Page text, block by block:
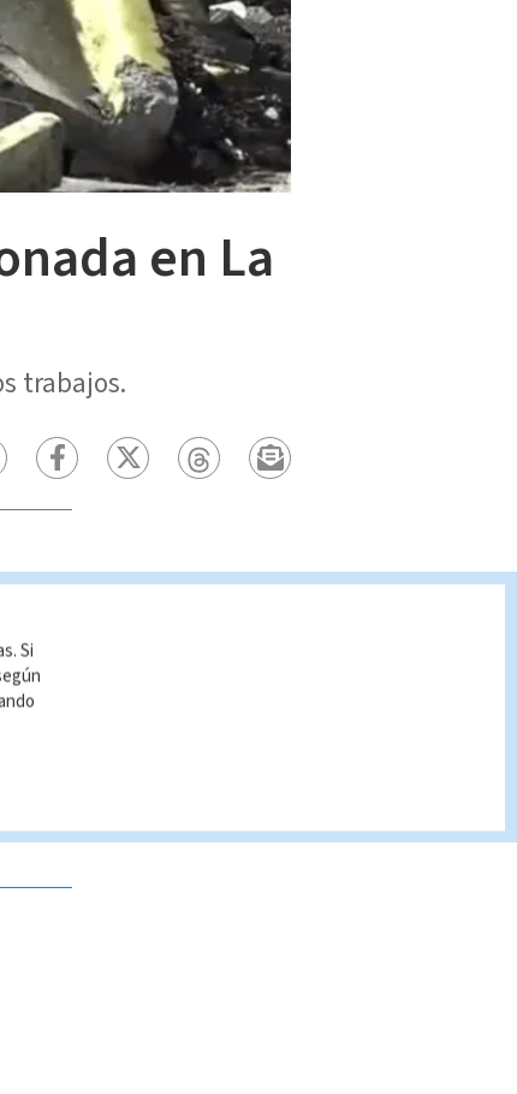
en La
trabajos.
Si